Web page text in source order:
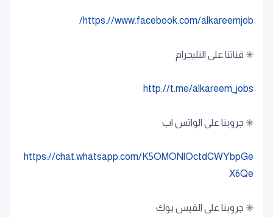
https://www.facebook.com/alkareemjob/
http://t.me/alkareem_jobs
https://chat.whatsapp.com/K5OMONlOctdCWYbpGe
X6Qe